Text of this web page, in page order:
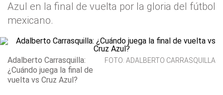
Azul en la final de vuelta por la gloria del fútbol
mexicano.
Adalberto Carrasquilla:
¿Cuándo juega la final de
vuelta vs Cruz Azul?
FOTO: ADALBERTO CARRASQUILLA